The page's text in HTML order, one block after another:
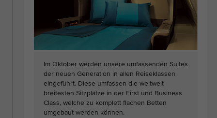
Im Oktober werden unsere umfassenden Suites
der neuen Generation in allen Reiseklassen
eingeführt. Diese umfassen die weltweit
breitesten Sitzplätze in der First und Business
Class, welche zu komplett flachen Betten
umgebaut werden können.